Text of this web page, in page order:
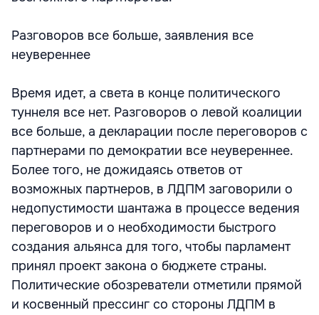
Разговоров все больше, заявления все
неувереннее
Время идет, а света в конце политического
туннеля все нет. Разговоров о левой коалиции
все больше, а декларации после переговоров с
партнерами по демократии все неувереннее.
Более того, не дожидаясь ответов от
возможных партнеров, в ЛДПМ заговорили о
недопустимости шантажа в процессе ведения
переговоров и о необходимости быстрого
создания альянса для того, чтобы парламент
принял проект закона о бюджете страны.
Политические обозреватели отметили прямой
и косвенный прессинг со стороны ЛДПМ в